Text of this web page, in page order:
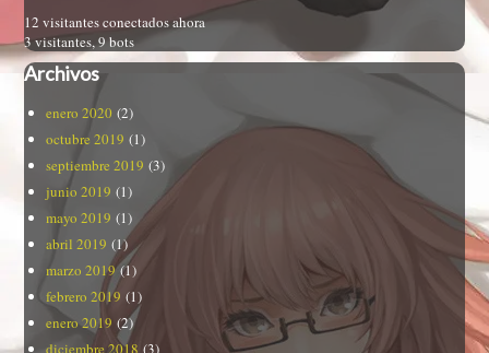
12 visitantes conectados ahora
3 visitantes,9 bots
Archivos
enero 2020 (2)
octubre 2019 (1)
septiembre 2019 (3)
junio 2019 (1)
mayo 2019 (1)
abril 2019 (1)
marzo 2019(1)
febrero 2019 (1)
enero 2019 (2)
diciembre 2018 (3)